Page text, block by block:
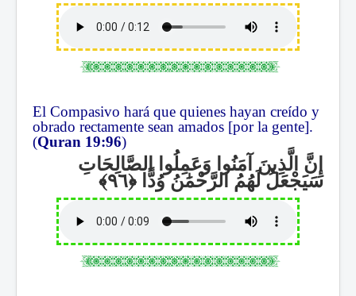
El Compasivo hará que quienes hayan creído y
obrado rectamente sean amados [por la gente].
(Quran 19:96)
إِنَّ الَّذِينَ آمَنُوا وَعَمِلُوا الصَّالِحَاتِ
سَيَجْعَلُ لَهُمُ الرَّحْمَٰنُ وُدًّا